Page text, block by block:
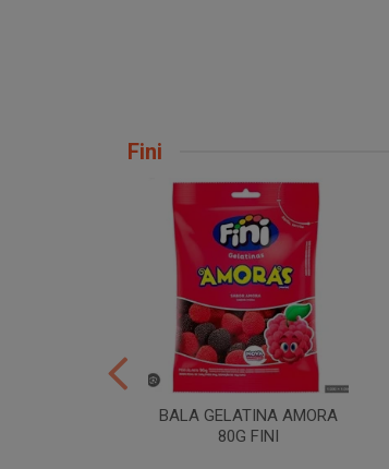
Fini
BALA GELATINA AMORA
80G FINI